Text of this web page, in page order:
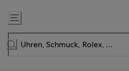
Zum
Inhalt
springen